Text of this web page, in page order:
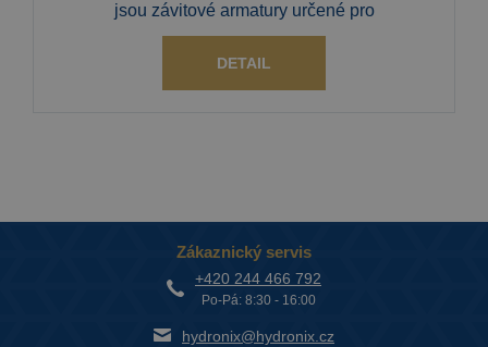
jsou závitové armatury určené pro
DETAIL
Zákaznický servis
+420 244 466 792
Po-Pá: 8:30 - 16:00
hydronix@hydronix.cz